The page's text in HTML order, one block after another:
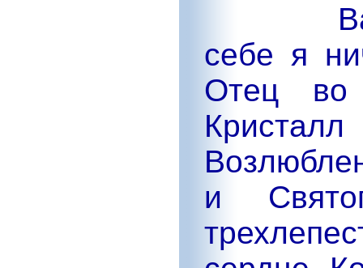
себе я
Отец во
и